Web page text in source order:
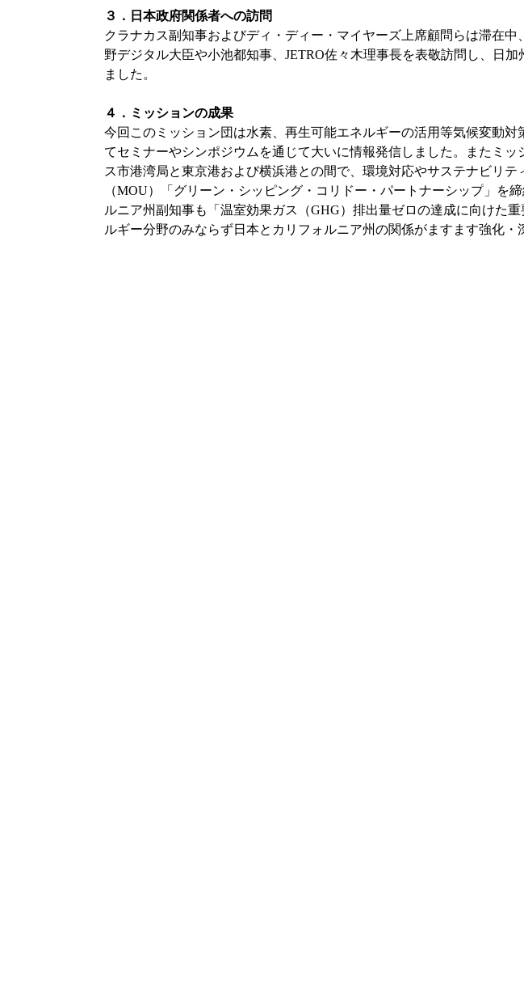
３．日本政府関係者への訪問
クラナカス副知事およびディ・ディー・マイヤーズ上席顧問らは滞在
野デジタル大臣や小池都知事、JETRO佐々木理事長を表敬訪問し、日
ました。
４．ミッションの成果
今回このミッション団は水素、再生可能エネルギーの活用等気候変動
てセミナーやシンポジウムを通じて大いに情報発信しました。またミ
ス市港湾局と東京港および横浜港との間で、環境対応やサステナビリ
（MOU）「 グリーン・シッピング・コリドー・パートナーシップ 」を
ルニア州副知事も「温室効果ガス（GHG）排出量ゼロの達成に向けた
ルギー分野のみならず日本とカリフォルニア州の関係がますます強化・